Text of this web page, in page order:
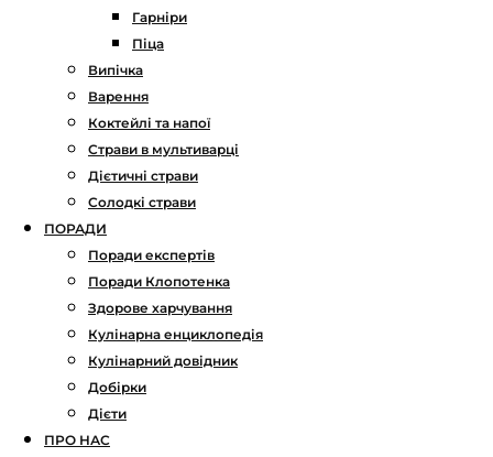
Гарніри
Піца
Випічка
Варення
Коктейлі та напої
Страви в мультиварці
Дієтичні страви
Солодкі страви
ПОРАДИ
Поради експертів
Поради Клопотенка
Здорове харчування
Кулінарна енциклопедія
Кулінарний довідник
Добірки
Дієти
ПРО НАС